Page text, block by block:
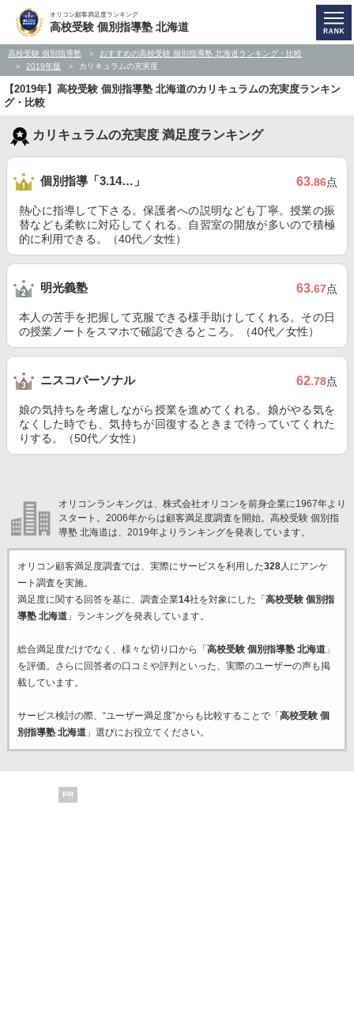
オリコン顧客満足度ランキング
高校受験 個別指導塾 北海道
高校受験 個別指導塾
おすすめの高校受験 個別指導塾 北海道ランキング・比較
2019年版
カリキュラムの充実度
【2019年】高校受験 個別指導塾 北海道のカリキュラムの充実度ランキン
グ・比較
カリキュラムの充実度 満足度ランキング
個別指導「3.14…」 63.86点
熱心に指導して下さる。保護者への説明なども丁寧。授業の振
替なども柔軟に対応してくれる。自習室の開放が多いので積極
的に利用できる。（40代／女性）
明光義塾 63.67点
本人の苦手を把握して克服できる様手助けしてくれる。その日
の授業ノートをスマホで確認できるところ。（40代／女性）
ニスコパーソナル 62.78点
娘の気持ちを考慮しながら授業を進めてくれる。娘がやる気を
なくした時でも、気持ちが回復するときまで待っていてくれた
りする。（50代／女性）
オリコンランキングは、株式会社オリコンを前身企業に1967年より
スタート。2006年からは顧客満足度調査を開始。高校受験 個別指
導塾 北海道は、2019年よりランキングを発表しています。
オリコン顧客満足度調査では、実際にサービスを利用した328人にアンケ
ート調査を実施。
満足度に関する回答を基に、調査企業14社を対象にした「 高校受験 個別指
導塾 北海道」ランキングを発表しています。
総合満足度だけでなく、様々な切り口から「 高校受験 個別指導塾 北海道」
を評価。さらに回答者の口コミや評判といった、実際のユーザーの声も掲
載しています。
サービス検討の際、“ユーザー満足度”からも比較することで「 高校受験 個
別指導塾 北海道」選びにお役立てください。
PR